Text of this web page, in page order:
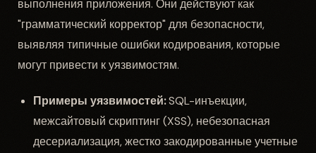
выполнения приложения. Они действуют как
"грамматический корректор" для безопасности,
выявляя типичные ошибки кодирования, которые
могут привести к уязвимостям.
Примеры уязвимостей:SQL-инъекции,
межсайтовый скриптинг (XSS), небезопасная
десериализация, жестко закодированные учетные